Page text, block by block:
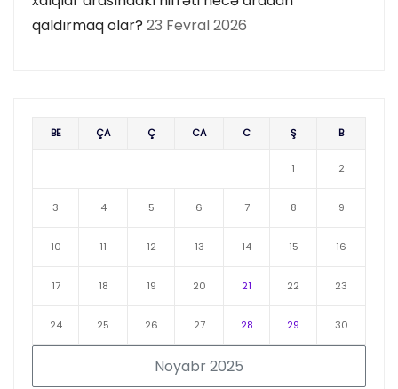
qaldırmaq olar? 23 Fevral 2026
Noyabr 2025
BE ÇA Ç CA C Ş B
1 2
3 4 5 6 7 8 9
10 11 12 13 14 15 16
17 18 19 20 21 22 23
24 25 26 27 28 29 30